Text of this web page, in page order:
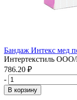
Бандаж Интекс мед
Интертекстиль
786.20 ₽
-
В корзину